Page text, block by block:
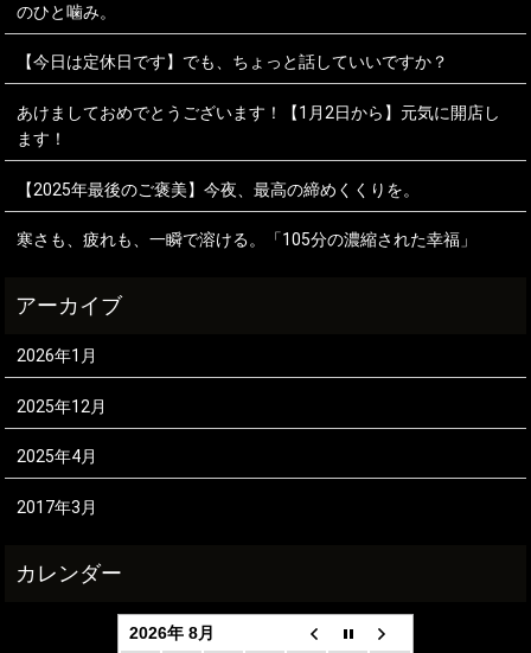
のひと噛み。
【今日は定休日です】でも、ちょっと話していいですか？
あけましておめでとうございます！【1月2日から】元気に開店し
ます！
【2025年最後のご褒美】今夜、最高の締めくくりを。
寒さも、疲れも、一瞬で溶ける。「105分の濃縮された幸福」
2026年1月
2025年12月
2025年4月
2017年3月
2026年 8月